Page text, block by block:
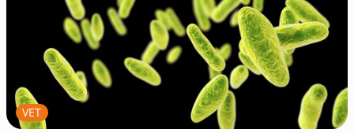
VET